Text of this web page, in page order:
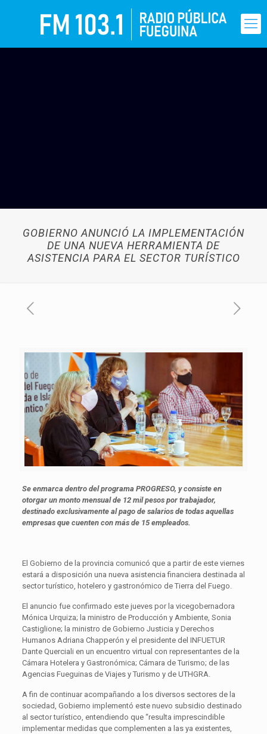
GOBIERNO ANUNCIÓ LA IMPLEMENTACIÓN
DE UNA NUEVA HERRAMIENTA DE
ASISTENCIA PARA EL SECTOR TURÍSTICO
Se enmarca dentro del programa PROGRESO, y consiste en
otorgar un monto mensual de 12 mil pesos por trabajador,
destinado exclusivamente al pago de salarios de todas aquellas
empresas que cuenten con más de 15 empleados.
El Gobierno de la provincia comunicó que a partir de este viernes
estará a disposición una nueva asistencia financiera destinada al
sector turístico, hotelero y gastronómico de Tierra del Fuego.
El anuncio fue confirmado este jueves por la vicegobernadora
Mónica Urquiza; la ministro de Producción y Ambiente, Sonia
Castiglione; la ministro de Gobierno Justicia y Derechos
Humanos Adriana Chapperón y el presidente del INFUETUR
Dante Querciali en un encuentro virtual con representantes de la
Cámara Hotelera y Gastronómica; Cámara de Turismo; de las
Agencias Fueguinas de Viajes y Turismo y de UTHGRA.
A fin de continuar acompañando a los diversos sectores de la
sociedad, Gobierno implementó este nuevo subsidio destinado
al sector turístico, entendiendo que “resulta imprescindible
implementar medidas que complementen a las ya existentes,